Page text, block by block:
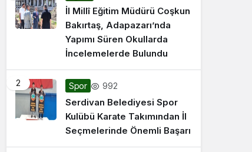
İl Millî Eğitim Müdürü Coşkun
Bakırtaş, Adapazarı’nda
Yapımı Süren Okullarda
İncelemelerde Bulundu
2 Spor 992
Serdivan Belediyesi Spor
Kulübü Karate Takımından İl
Seçmelerinde Önemli Başarı